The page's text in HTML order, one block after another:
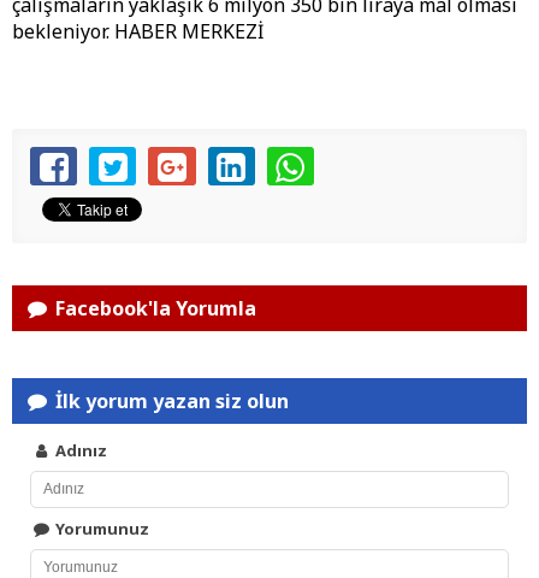
bekleniyor. HABER MERKEZİ
Facebook'la Yorumla
İlk yorum yazan siz olun
Adınız
Yorumunuz